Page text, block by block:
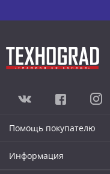
Помощь покупателю
Информация